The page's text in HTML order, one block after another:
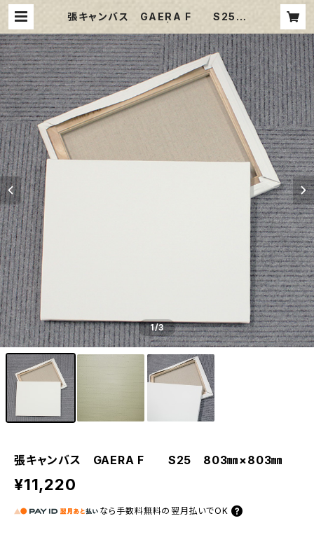
張キャンバス GAERA F S25
1/3
張キャンバス GAERA F S25 803㎜×803㎜
¥11,220
なら 手数料無料の 翌月払いでOK